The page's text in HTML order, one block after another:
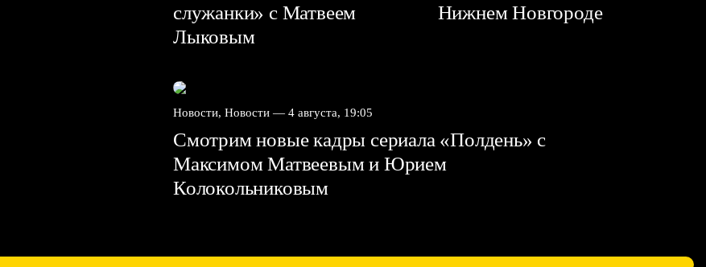
служанки» с Матвеем
Лыковым
Нижнем Новгороде
Новости, Новости — 4 августа, 19:05
Смотрим новые кадры сериала «Полдень» с
Максимом Матвеевым и Юрием
Колокольниковым